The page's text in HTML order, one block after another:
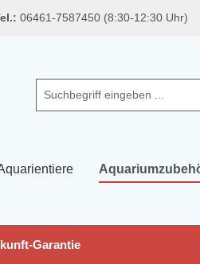
06461-7587450 (8:30-12:30 Uhr)
Garantie